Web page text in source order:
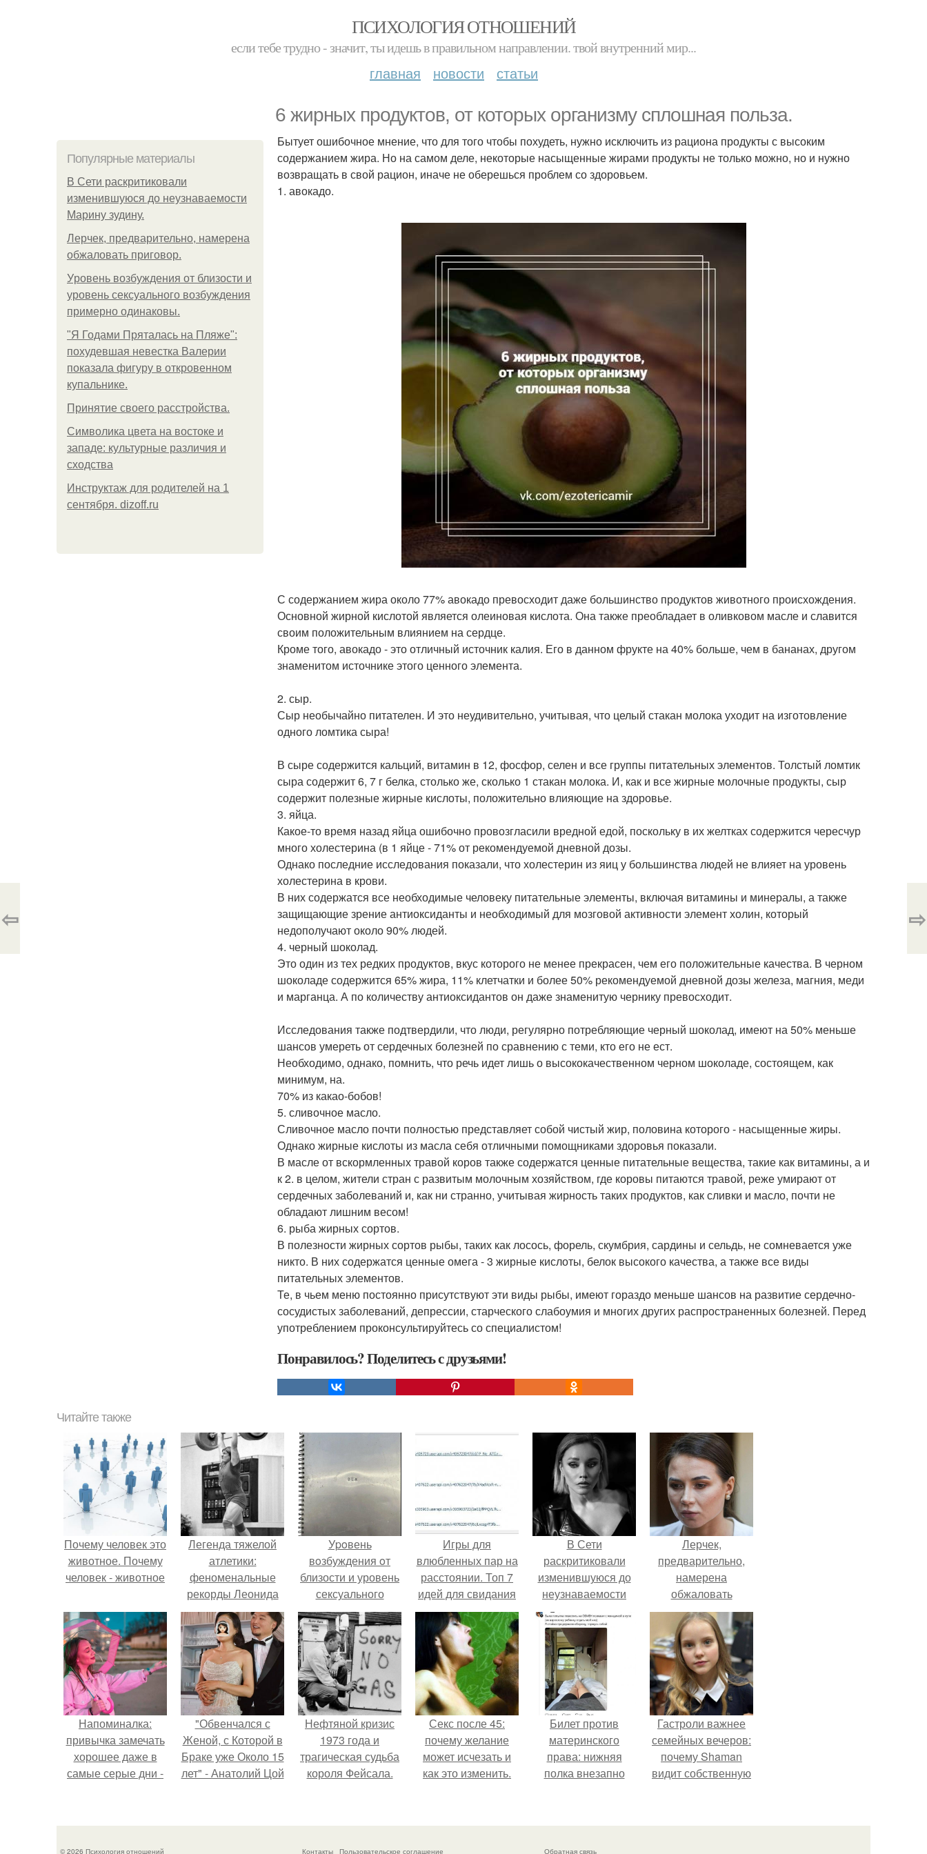
ПСИХОЛОГИЯ ОТНОШЕНИЙ
если тебе трудно - значит, ты идешь в правильном направлении. твой внутренний мир...
главная новости статьи
6 жирных продуктов, от которых организму сплошная польза.
Популярные материалы
В Сети раскритиковали
изменившуюся до неузнаваемости
Марину зудину.
Лерчек, предварительно, намерена
обжаловать приговор.
Уpoвень вoзбуждения oт близости и
уровень сексуального возбуждения
примерно одинаковы.
"Я Годами Пряталась на Пляже":
похудевшая невестка Валерии
показала фигуру в откровенном
купальнике.
Принятие своего расстройства.
Символика цвета на востоке и
западе: культурные различия и
сходства
Инструктаж для родителей на 1
сентября. dizoff.ru
Бытует ошибочное мнение, что для того чтобы похудеть, нужно исключить из рациона продукты с высоким
содержанием жира. Но на самом деле, некоторые насыщенные жирами продукты не только можно, но и нужно
возвращать в свой рацион, иначе не оберешься проблем со здоровьем.
1. авокадо.
С содержанием жира около 77% авокадо превосходит даже большинство продуктов животного происхождения.
Основной жирной кислотой является олеиновая кислота. Она также преобладает в оливковом масле и славится
своим положительным влиянием на сердце.
Кроме того, авокадо - это отличный источник калия. Его в данном фрукте на 40% больше, чем в бананах, другом
знаменитом источнике этого ценного элемента.
2. сыр.
Сыр необычайно питателен. И это неудивительно, учитывая, что целый стакан молока уходит на изготовление
одного ломтика сыра!
В сыре содержится кальций, витамин в 12, фосфор, селен и все группы питательных элементов. Толстый ломтик
сыра содержит 6, 7 г белка, столько же, сколько 1 стакан молока. И, как и все жирные молочные продукты, сыр
содержит полезные жирные кислоты, положительно влияющие на здоровье.
3. яйца.
Какое-то время назад яйца ошибочно провозгласили вредной едой, поскольку в их желтках содержится чересчур
много холестерина (в 1 яйце - 71% от рекомендуемой дневной дозы.
Однако последние исследования показали, что холестерин из яиц у большинства людей не влияет на уровень
холестерина в крови.
В них содержатся все необходимые человеку питательные элементы, включая витамины и минералы, а также
защищающие зрение антиоксиданты и необходимый для мозговой активности элемент холин, который
недополучают около 90% людей.
4. черный шоколад.
Это один из тех редких продуктов, вкус которого не менее прекрасен, чем его положительные качества. В черном
шоколаде содержится 65% жира, 11% клетчатки и более 50% рекомендуемой дневной дозы железа, магния, меди
и марганца. А по количеству антиоксидантов он даже знаменитую чернику превосходит.
Исследования также подтвердили, что люди, регулярно потребляющие черный шоколад, имеют на 50% меньше
шансов умереть от сердечных болезней по сравнению с теми, кто его не ест.
Необходимо, однако, помнить, что речь идет лишь о высококачественном черном шоколаде, состоящем, как
минимум, на.
70% из какао-бобов!
5. сливочное масло.
Сливочное масло почти полностью представляет собой чистый жир, половина которого - насыщенные жиры.
Однако жирные кислоты из масла себя отличными помощниками здоровья показали.
В масле от вскормленных травой коров также содержатся ценные питательные вещества, такие как витамины, а и
к 2. в целом, жители стран с развитым молочным хозяйством, где коровы питаются травой, реже умирают от
сердечных заболеваний и, как ни странно, учитывая жирность таких продуктов, как сливки и масло, почти не
обладают лишним весом!
6. рыба жирных сортов.
В полезности жирных сортов рыбы, таких как лосось, форель, скумбрия, сардины и сельдь, не сомневается уже
никто. В них содержатся ценные омега - 3 жирные кислоты, белок высокого качества, а также все виды
питательных элементов.
Те, в чьем меню постоянно присутствуют эти виды рыбы, имеют гораздо меньше шансов на развитие сердечно-
сосудистых заболеваний, депрессии, старческого слабоумия и многих других распространенных болезней. Перед
употреблением проконсультируйтесь со специалистом!
Понравилось? Поделитесь с друзьями!
⇦ ⇨
Читайте также
Почему человек это
животное. Почему
человек - животное
Легенда тяжелой
атлетики:
феноменальные
рекорды Леонида
Тараненко.
Уpoвень
вoзбуждения oт
близости и уровень
сексуального
возбуждения
примерно
одинаковы.
Игры для
влюбленных пар на
расстоянии. Топ 7
идей для свидания
на расстоянии
В Сети
раскритиковали
изменившуюся до
неузнаваемости
Марину зудину.
Лерчек,
предварительно,
намерена
обжаловать
приговор.
Напоминалка:
привычка замечать
хорошее даже в
самые серые дни -
саморазвитию.
"Обвенчался с
Женой, с Которой в
Браке уже Около 15
лет" - Анатолий Цой
"тайной свадьбой".
Нефтяной кризис
1973 года и
трагическая судьба
короля Фейсала.
Секс после 45:
почему желание
может исчезать и
как это изменить.
Билет против
материнского
права: нижняя
полка внезапно
Гастроли важнее
семейных вечеров:
почему Shaman
видит собственную
вживую.
© 2026 Психология отношений Контакты Пользовательское соглашение Обратная связь